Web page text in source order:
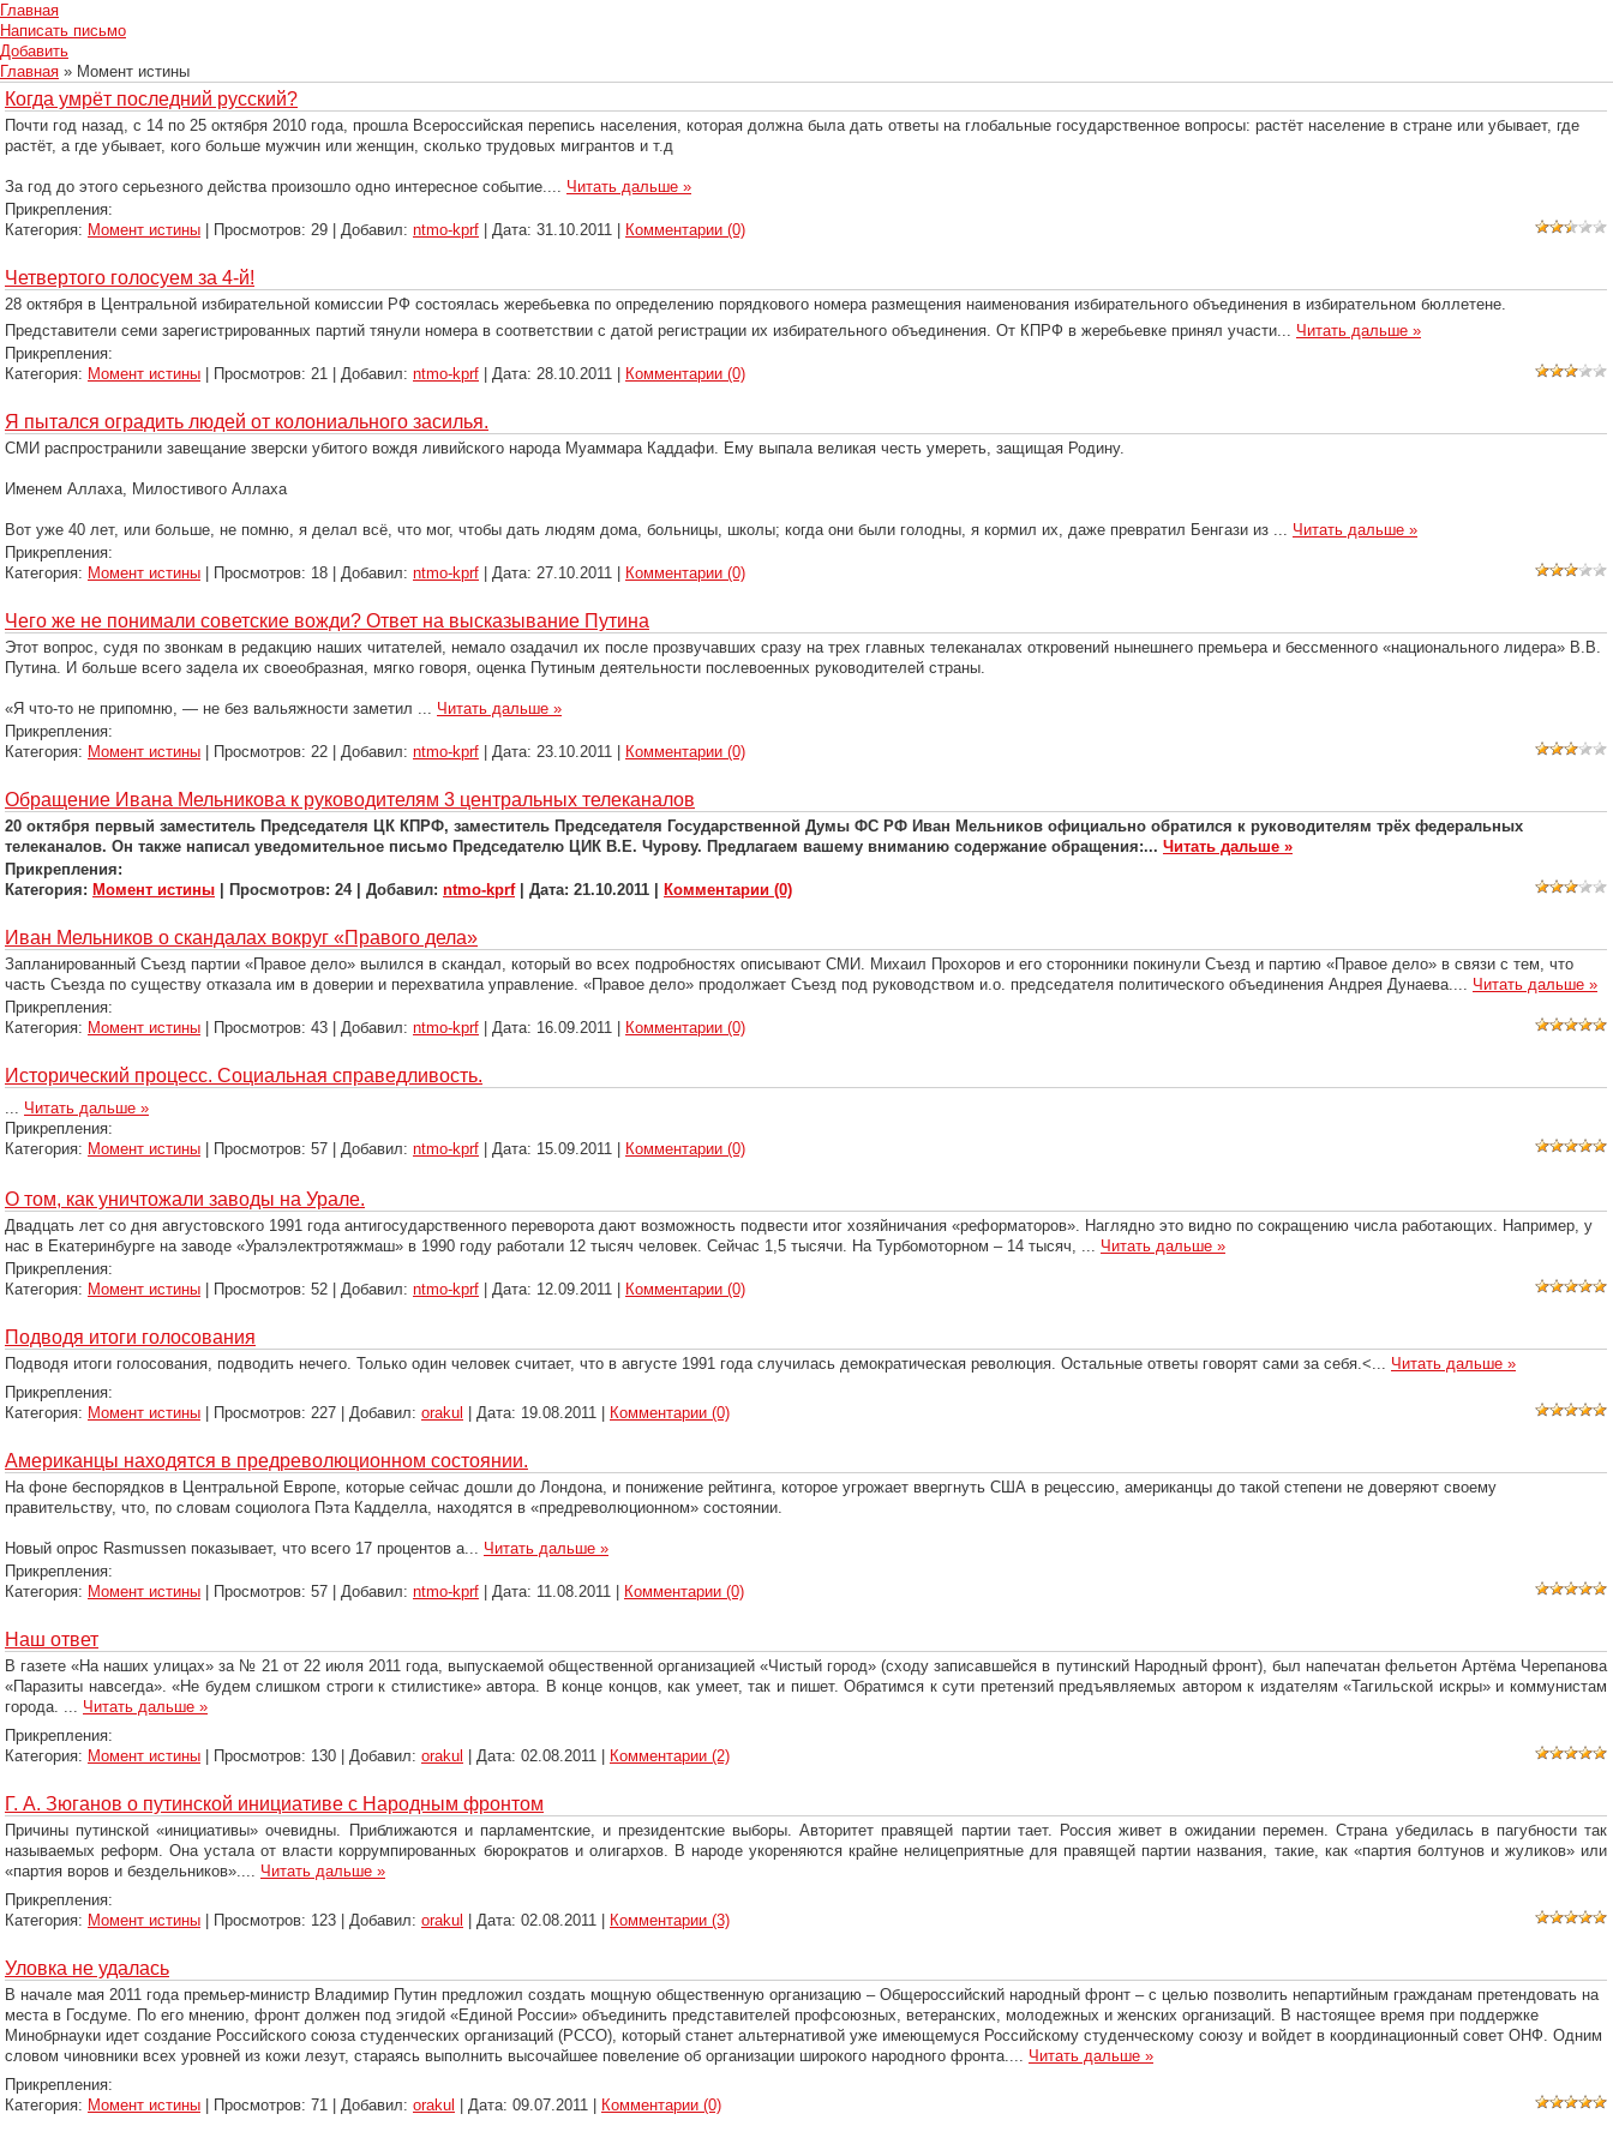
Главная
Написать письмо
Добавить
Главная » Момент истины
Когда умрёт последний русский?
Почти год назад, с 14 по 25 октября 2010 года, прошла Всероссийская перепись населения, которая должна была дать ответы на глобальные государственное вопросы: растёт население в стране или убывает, где
растёт, а где убывает, кого больше мужчин или женщин, сколько трудовых мигрантов и т.д
За год до этого серьезного действа произошло одно интересное событие.... Читать дальше »
Прикрепления:
Категория: Момент истины | Просмотров: 29 | Добавил: ntmo-kprf | Дата: 31.10.2011 Комментарии (0)
Четвертого голосуем за 4-й!
28 октября в Центральной избирательной комиссии РФ состоялась жеребьевка по определению порядкового номера размещения наименования избирательного объединения в избирательном бюллетене.
Представители семи зарегистрированных партий тянули номера в соответствии с датой регистрации их избирательного объединения. От КПРФ в жеребьевке принял участи... Читать дальше »
Прикрепления:
Категория: Момент истины | Просмотров: 21 | Добавил: ntmo-kprf | Дата: 28.10.2011 Комментарии (0)
Я пытался оградить людей от колониального засилья.
СМИ распространили завещание зверски убитого вождя ливийского народа Муаммара Каддафи. Ему выпала великая честь умереть, защищая Родину.
Именем Аллаха, Милостивого Аллаха
Вот уже 40 лет, или больше, не помню, я делал всё, что мог, чтобы дать людям дома, больницы, школы; когда они были голодны, я кормил их, даже превратил Бенгази из ... Читать дальше »
Прикрепления:
Категория: Момент истины | Просмотров: 18 | Добавил: ntmo-kprf | Дата: 27.10.2011 Комментарии (0)
Чего же не понимали советские вожди? Ответ на высказывание Путина
Этот вопрос, судя по звонкам в редакцию наших читателей, немало озадачил их после прозвучавших сразу на трех главных телеканалах откровений нынешнего премьера и бессменного «национального лидера» В.В.
Путина. И больше всего задела их своеобразная, мягко говоря, оценка Путиным деятельности послевоенных руководителей страны.
«Я что-то не припомню, — не без вальяжности заметил ... Читать дальше »
Прикрепления:
Категория: Момент истины | Просмотров: 22 | Добавил: ntmo-kprf | Дата: 23.10.2011 Комментарии (0)
Обращение Ивана Мельникова к руководителям 3 центральных телеканалов
20 октября первый заместитель Председателя ЦК КПРФ, заместитель Председателя Государственной Думы ФС РФ Иван Мельников официально обратился к руководителям трёх федеральных
телеканалов. Он также написал уведомительное письмо Председателю ЦИК В.Е. Чурову. Предлагаем вашему вниманию содержание обращения:... Читать дальше »
Прикрепления:
Категория: Момент истины | Просмотров: 24 | Добавил: ntmo-kprf| Дата: 21.10.2011 Комментарии (0)
Иван Мельников о скандалах вокруг «Правого дела»
Запланированный Съезд партии «Правое дело» вылился в скандал, который во всех подробностях описывают СМИ. Михаил Прохоров и его сторонники покинули Съезд и партию «Правое дело» в связи с тем, что
часть Съезда по существу отказала им в доверии и перехватила управление. «Правое дело» продолжает Съезд под руководством и.о. председателя политического объединения Андрея Дунаева.... Читать дальше »
Прикрепления:
Категория: Момент истины | Просмотров: 43 | Добавил: ntmo-kprf | Дата: 16.09.2011 Комментарии (0)
Исторический процесс. Социальная справедливость.
Читать дальше »
Прикрепления:
Категория: Момент истины | Просмотров: 57 | Добавил: ntmo-kprf | Дата: 15.09.2011 | Комментарии (0)
О том, как уничтожали заводы на Урале.
Двадцать лет со дня августовского 1991 года антигосударственного переворота дают возможность подвести итог хозяйничания «реформаторов». Наглядно это видно по сокращению числа работающих. Например, у
нас в Екатеринбурге на заводе «Уралэлектротяжмаш» в 1990 году работали 12 тысяч человек. Сейчас 1,5 тысячи. На Турбомоторном – 14 тысяч, ... Читать дальше »
Прикрепления:
Категория: Момент истины | Просмотров: 52 | Добавил: ntmo-kprf | Дата: 12.09.2011 Комментарии (0)
Подводя итоги голосования
Подводя итоги голосования, подводить нечего. Только один человек считает, что в августе 1991 года случилась демократическая революция. Остальные ответы говорят сами за себя.<... Читать дальше »
Прикрепления:
Категория: Момент истины | Просмотров: 227 | Добавил: orakul | Дата: 19.08.2011 Комментарии (0)
Американцы находятся в предреволюционном состоянии.
На фоне беспорядков в Центральной Европе, которые сейчас дошли до Лондона, и понижение рейтинга, которое угрожает ввергнуть США в рецессию, американцы до такой степени не доверяют своему
правительству, что, по словам социолога Пэта Кадделла, находятся в «предреволюционном» состоянии.
Новый опрос Rasmussen показывает, что всего 17 процентов а... Читать дальше »
Прикрепления:
Категория: Момент истины | Просмотров: 57 | Добавил: ntmo-kprf | Дата: 11.08.2011 Комментарии (0)
Наш ответ
В газете «На наших улицах» за № 21 от 22 июля 2011 года, выпускаемой общественной организацией «Чистый город» (сходу записавшейся в путинский Народный фронт), был напечатан фельетон Артёма Черепанова
«Паразиты навсегда». «Не будем слишком строги к стилистике» автора. В конце концов, как умеет, так и пишет. Обратимся к сути претензий предъявляемых автором к издателям «Тагильской искры» и коммунистам
города. ... Читать дальше »
Прикрепления:
Категория: Момент истины | Просмотров: 130 | Добавил: orakul | Дата: 02.08.2011 Комментарии (2)
Г. А. Зюганов о путинской инициативе с Народным фронтом
Причины путинской «инициативы» очевидны. Приближаются и парламентские, и президентские выборы. Авторитет правящей партии тает. Россия живет в ожидании перемен. Страна убедилась в пагубности так
называемых реформ. Она устала от власти коррумпированных бюрократов и олигархов. В народе укореняются крайне нелицеприятные для правящей партии названия, такие, как «партия болтунов и жуликов» или
«партия воров и бездельников».... Читать дальше »
Прикрепления:
Категория: Момент истины | Просмотров: 123 | Добавил: orakul | Дата: 02.08.2011 Комментарии (3)
Уловка не удалась
В начале мая 2011 года премьер-министр Владимир Путин предложил создать мощную общественную организацию – Общероссийский народный фронт – с целью позволить непартийным гражданам претендовать на
места в Госдуме. По его мнению, фронт должен под эгидой «Единой России» объединить представителей профсоюзных, ветеранских, молодежных и женских организаций. В настоящее время при поддержке
Минобрнауки идет создание Российского союза студенческих организаций (РССО), который станет альтернативой уже имеющемуся Российскому студенческому союзу и войдет в координационный совет ОНФ. Одним
словом чиновники всех уровней из кожи лезут, стараясь выполнить высочайшее повеление об организации широкого народного фронта.... Читать дальше »
Прикрепления:
Категория: Момент истины | Просмотров: 71 | Добавил: orakul | Дата: 09.07.2011 Комментарии (0)